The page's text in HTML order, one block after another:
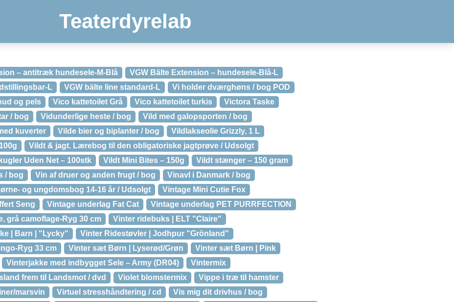
Teaterdyrelab
– antitræk hundesele-M-Blå
VGW Bälte Extension – hundesele-Blå-L
L
VGW bälte line standard-L
Vi holder dværghøns / bog POD
og pels
Vico kattetoilet Grå Vico kattetoilet turkis
Victora Taske
/ bog
Vidunderlige heste / bog
Vild med galopsporten / bog
kuverter
Vilde bier og biplanter / bog
Vildlakseolie Grizzly, 1 L
Vildt & jagt. Lærebog til den obligatoriske jagtprøve / Udsolgt
Uden Net – 100stk
Vildt Mini Bites – 150g
Vildt stænger – 150 gram
/ bog
Vin af druer og anden frugt / bog
Vinavl i Danmark / bog
og ungdomsbog 14-16 år / Udsolgt
Vintage Mini Cutie Fox
Seng
Vintage underlag Fat Cat
Vintage underlag PET PURRFECTION
grå camoflage-Ryg 30 cm
Vinter ridebuks | ELT "Claire"
| Barn | "Lycky"
Vinter Ridestøvler | Jodhpur "Grönland"
Ryg 33 cm
Vinter sæt Børn | Lyserød/Grøn
Vinter sæt Børn | Pink
Vinterjakke med indbygget Sele – Army (DR04)
Vintermix
frem til Landsmot / dvd
Violet blomstermix
Vippe i træ til hamster
marsvin
Virtuel stresshåndtering / cd
Vis mig dit drivhus / bog